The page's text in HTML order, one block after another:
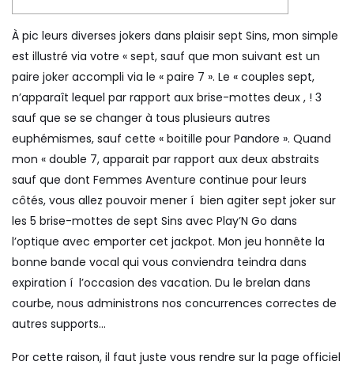
À pic leurs diverses jokers dans plaisir sept Sins, mon simple
est illustré via votre « sept, sauf que mon suivant est un
paire joker accompli via le « paire 7 ». Le « couples sept,
n’apparaît lequel par rapport aux brise-mottes deux , ! 3
sauf que se se changer à tous plusieurs autres
euphémismes, sauf cette « boitille pour Pandore ». Quand
mon « double 7, apparait par rapport aux deux abstraits
sauf que dont Femmes Aventure continue pour leurs
côtés, vous allez pouvoir mener í bien agiter sept joker sur
les 5 brise-mottes de sept Sins avec Play’N Go dans
l’optique avec emporter cet jackpot. Mon jeu honnête la
bonne bande vocal qui vous conviendra teindra dans
expiration í l’occasion des vacation. Du le brelan dans
courbe, nous administrons nos concurrences correctes de
autres supports…
Por cette raison, il faut juste vous rendre sur la page officiel